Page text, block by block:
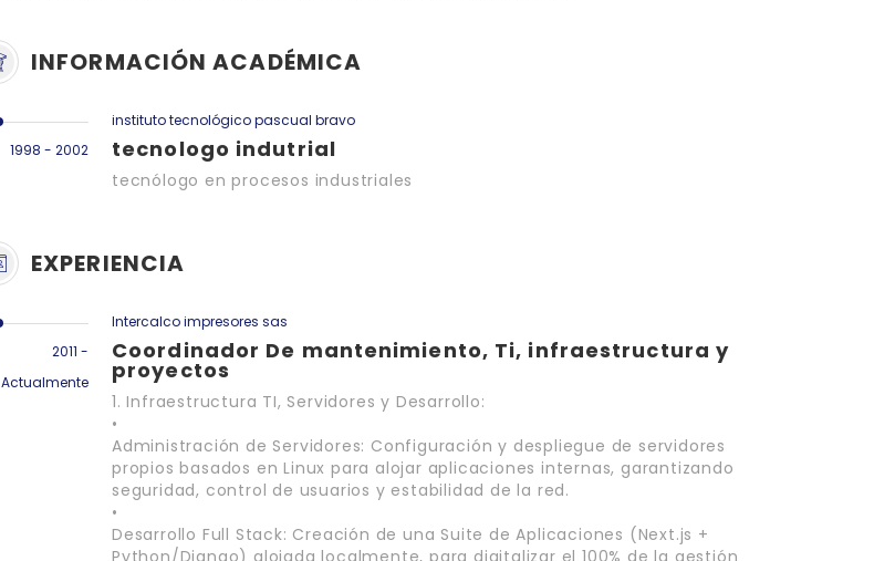
INFORMACIÓN ACADÉMICA
1998 - 2002
instituto tecnológico pascual bravo
tecnologo indutrial
tecnólogo en procesos industriales
EXPERIENCIA
2011 -
Actualmente
Intercalco impresores sas
Coordinador De mantenimiento, Ti, infraestructura y
proyectos
1. Infraestructura TI, Servidores y Desarrollo:
•
Administración de Servidores: Configuración y despliegue de servidores
propios basados en Linux para alojar aplicaciones internas, garantizando
seguridad, control de usuarios y estabilidad de la red.
•
Desarrollo Full Stack: Creación de una Suite de Aplicaciones (Next.js +
Python/Django) alojada localmente, para digitalizar el 100% de la gestión